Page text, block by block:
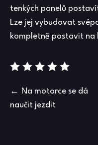
tenkých panelů
Lze jej vybudovat
kompletně postavit na
Navigace
pro
Na motorce se dá
naučit jezdit